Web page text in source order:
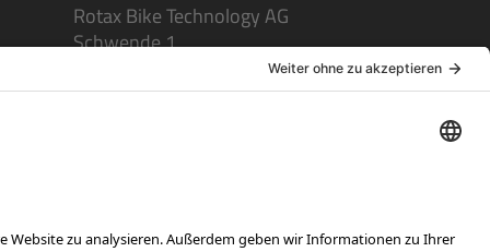
Rotax Bike Technology AG
Schwende 1